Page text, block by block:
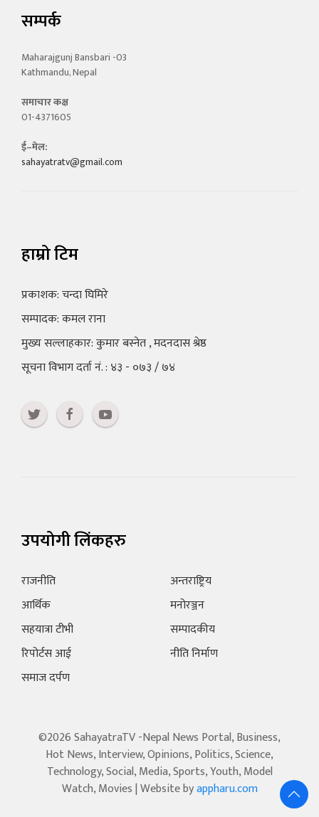
सम्पर्क
Maharajgunj Bansbari -03
Kathmandu, Nepal
समाचार कक्ष
01-4371605
ई–मेल:
sahayatratv@gmail.com
हाम्रो टिम
प्रकाशक: चन्दा घिमिरे
सम्पादक: कमल राना
मुख्य सल्लाहकार: कुमार बस्नेत , मदनदास श्रेष्ठ
सूचना विभाग दर्ता नं. : ४३ - ०७३ / ७४
उपयोगी लिंकहरु
राजनीति
आर्थिक
सहयात्रा टीभी
रिपोर्टस आई
समाज दर्पण
अन्तराष्ट्रिय
मनोरञ्जन
सम्पादकीय
नीति निर्माण
©2026 SahayatraTV -Nepal News Portal, Business,
Hot News, Interview, Opinions, Politics, Science,
Technology, Social, Media, Sports, Youth, Model
Watch, Movies | Website byappharu.com